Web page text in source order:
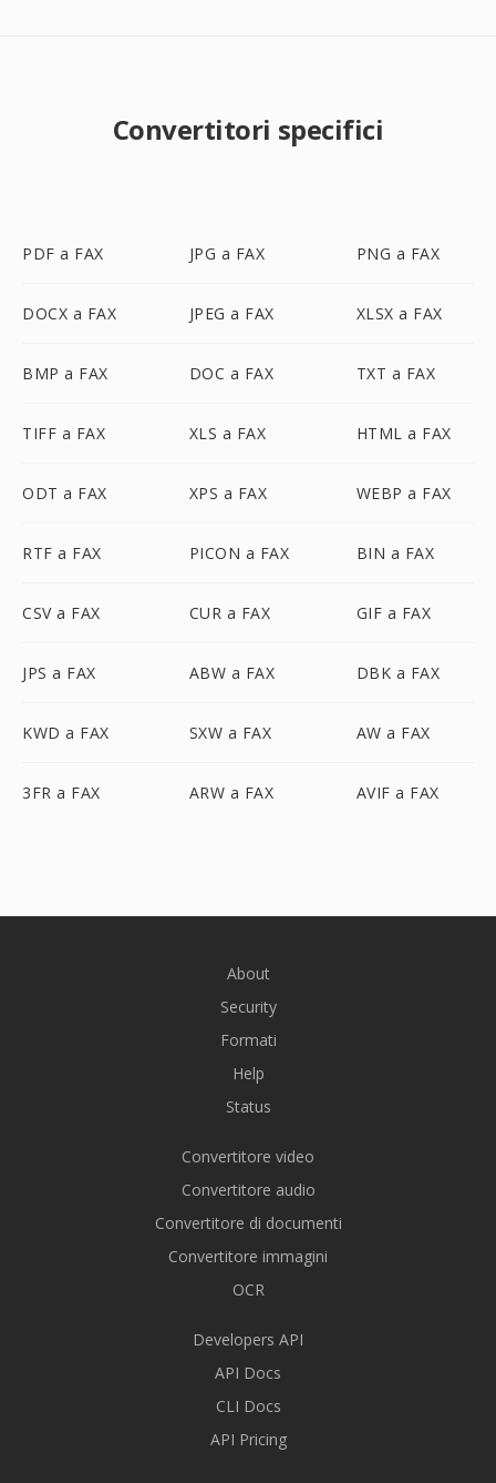
Convertitori specifici
PDF a FAX JPG a FAX PNG a FAX
DOCX a FAX JPEG a FAX XLSX a FAX
BMP a FAX DOC a FAX TXT a FAX
TIFF a FAX XLS a FAX HTML a FAX
ODT a FAX XPS a FAX WEBP a FAX
RTF a FAX PICON a FAX BIN a FAX
CSV a FAX CUR a FAX GIF a FAX
JPS a FAX ABW a FAX DBK a FAX
KWD a FAX SXW a FAX AW a FAX
3FR a FAX ARW a FAX AVIF a FAX
About
Security
Formati
Help
Status
Convertitore video
Convertitore audio
Convertitore di documenti
Convertitore immagini
OCR
Developers API
API Docs
CLI Docs
API Pricing